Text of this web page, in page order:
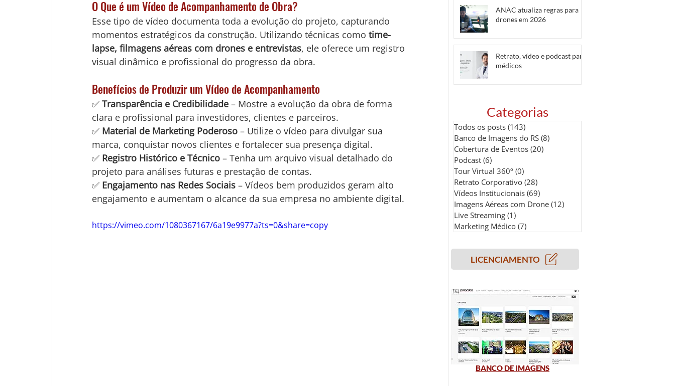
O Que é um Vídeo de Acompanhamento de Obra?
Esse tipo de vídeo documenta toda a evolução do projeto, capturando
momentos estratégicos da construção. Utilizando técnicas como time-
lapse, filmagens aéreas com drones e entrevistas, ele oferece um registro
visual dinâmico e profissional do progresso da obra.
Benefícios de Produzir um Vídeo de Acompanhamento
✅ Transparência e Credibilidade – Mostre a evolução da obra de forma
clara e profissional para investidores, clientes e parceiros.
✅ Material de Marketing Poderoso – Utilize o vídeo para divulgar sua
marca, conquistar novos clientes e fortalecer sua presença digital.
✅ Registro Histórico e Técnico – Tenha um arquivo visual detalhado do
projeto para análises futuras e prestação de contas.
✅ Engajamento nas Redes Sociais – Vídeos bem produzidos geram alto
engajamento e aumentam o alcance da sua empresa no ambiente digital.
https://vimeo.com/1080367167/6a19e9977a?ts=0&share=copy
ANAC atualiza regras para
drones em 2026
Retrato, vídeo e podcast para
médicos
Categorias
Todos os posts (143)
Banco de Imagens do RS (8)
Cobertura de Eventos (20)
Podcast (6)
Tour Virtual 360º (0)
Retrato Corporativo (28)
Vídeos Institucionais (69)
Imagens Aéreas com Drone (12)
Live Streaming (1)
Marketing Médico (7)
LICENCIAMENTO
BANCO DE IMAGENS